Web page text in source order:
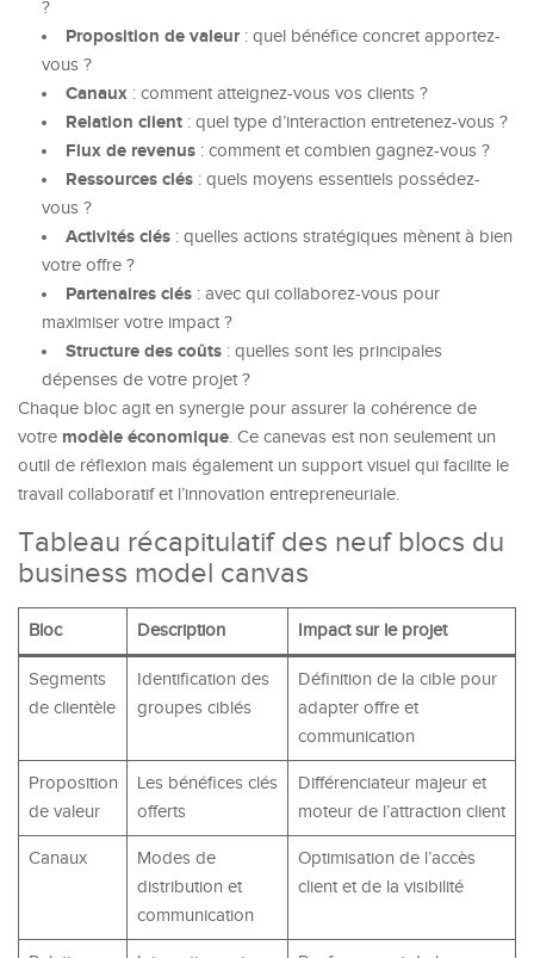
?
Proposition de valeur: quel bénéfice concret apportez-
vous ?
Canaux : comment atteignez-vous vos clients ?
Relation client : quel type d’interaction entretenez-vous ?
Flux de revenus : comment et combien gagnez-vous ?
Ressources clés : quels moyens essentiels possédez-
vous ?
Activités clés : quelles actions stratégiques mènent à bien
votre offre ?
Partenaires clés : avec qui collaborez-vous pour
maximiser votre impact ?
Structure des coûts : quelles sont les principales
dépenses de votre projet ?
Chaque bloc agit en synergie pour assurer la cohérence de
votre modèle économique. Ce canevas est non seulement un
outil de réflexion mais également un support visuel qui facilite le
travail collaboratif et l’innovation entrepreneuriale.
Tableau récapitulatif des neuf blocs du
business model canvas
Bloc Description Impact sur le projet
Segments
de clientèle
Identification des
groupes ciblés
Définition de la cible pour
adapter offre et
communication
Proposition
de valeur
Les bénéfices clés
offerts
Différenciateur majeur et
moteur de l’attraction client
Canaux
Modes de
distribution et
communication
Optimisation de l’accès
client et de la visibilité